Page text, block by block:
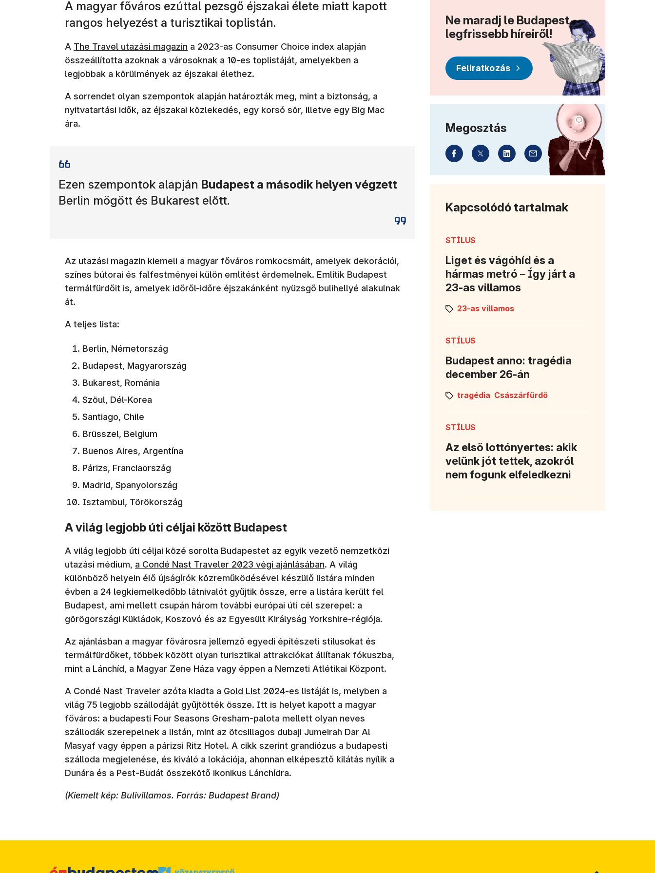
A magyar főváros ezúttal pezsgő éjszakai élete miatt kapott
rangos helyezést a turisztikai toplistán.
A The Travel utazási magazin a 2023-as Consumer Choice index alapján
összeállította azoknak a városoknak a 10-es toplistáját, amelyekben a
legjobbak a körülmények az éjszakai élethez.
A sorrendet olyan szempontok alapján határozták meg, mint a biztonság, a
nyitvatartási idők, az éjszakai közlekedés, egy korsó sör, illetve egy Big Mac
ára.
Ezen szempontok alapján Budapest a második helyen végzett
Berlin mögött és Bukarest előtt.
Az utazási magazin kiemeli a magyar főváros romkocsmáit, amelyek dekorációi,
színes bútorai és falfestményei külön említést érdemelnek. Említik Budapest
termálfürdőit is, amelyek időről-időre éjszakánként nyüzsgő bulihellyé alakulnak
át.
A teljes lista:
Berlin, Németország
Budapest, Magyarország
Bukarest, Románia
Szöul, Dél-Korea
Santiago, Chile
Brüsszel, Belgium
Buenos Aires, Argentína
Párizs, Franciaország
Madrid, Spanyolország
Isztambul, Törökország
A világ legjobb úti céljai között Budapest
A világ legjobb úti céljai közé sorolta Budapestet az egyik vezető nemzetközi
utazási médium, a Condé Nast Traveler 2023 végi ajánlásában. A világ
különböző helyein élő újságírók közreműködésével készülő listára minden
évben a 24 legkiemelkedőbb látnivalót gyűjtik össze, erre a listára került fel
Budapest, ami mellett csupán három további európai úti cél szerepel: a
görögországi Kükládok, Koszovó és az Egyesült Királyság Yorkshire-régiója.
Az ajánlásban a magyar fővárosra jellemző egyedi építészeti stílusokat és
termálfürdőket, többek között olyan turisztikai attrakciókat állítanak fókuszba,
mint a Lánchíd, a Magyar Zene Háza vagy éppen a Nemzeti Atlétikai Központ.
A Condé Nast Traveler azóta kiadta a Gold List 2024-es listáját is, melyben a
világ 75 legjobb szállodáját gyűjtötték össze. Itt is helyet kapott a magyar
főváros: a budapesti Four Seasons Gresham-palota mellett olyan neves
szállodák szerepelnek a listán, mint az ötcsillagos dubaji Jumeirah Dar Al
Masyaf vagy éppen a párizsi Ritz Hotel. A cikk szerint grandiózus a budapesti
szálloda megjelenése, és kiváló a lokációja, ahonnan elképesztő kilátás nyílik a
Dunára és a Pest-Budát összekötő ikonikus Lánchídra.
(Kiemelt kép: Bulivillamos. Forrás: Budapest Brand)
Ne maradj le Budapest
legfrissebb híreiről!
Feliratkozás
Megosztás
Kapcsolódó tartalmak
STÍLUS
Liget és vágóhíd és a
hármas metró – Így járt a
23-as villamos
23-as villamos
STÍLUS
Budapest anno: tragédia
december 26-án
tragédia Császárfürdő
STÍLUS
Az első lottónyertes: akik
velünk jót tettek, azokról
nem fogunk elfeledkezni